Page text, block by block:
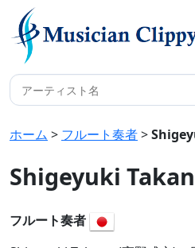
ホーム > フルート奏者>
Shigeyuki
フルート奏者